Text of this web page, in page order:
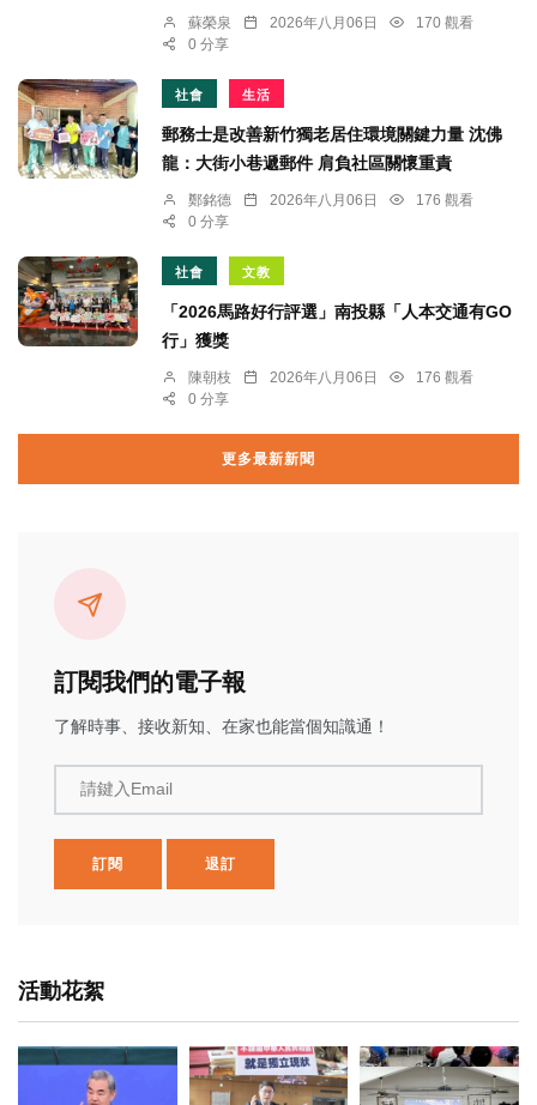
蘇榮泉 2026年八月06日
170 觀看
0 分享
社會 生活
郵務士是改善新竹獨老居住環境關鍵力量 沈佛
龍：大街小巷遞郵件 肩負社區關懷重責
鄭銘德 2026年八月06日
176 觀看
0 分享
社會 文教
「2026馬路好行評選」南投縣「人本交通有GO
行」獲獎
陳朝枝 2026年八月06日
176 觀看
0 分享
更多最新新聞
訂閱我們的電子報
了解時事、接收新知、在家也能當個知識通！
請鍵入Email
訂閱 退訂
活動花絮